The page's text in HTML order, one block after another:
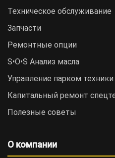
Техническое обслуживание
Запчасти
Ремонтные опции
S•O•S Анализ масла
Управление парком техники
Капитальный ремонт
Полезные советы
О компании